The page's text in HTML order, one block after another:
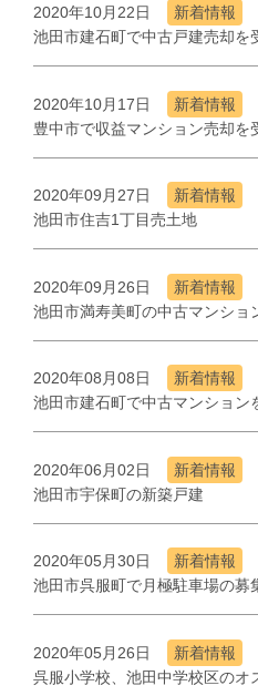
2020年10月22日
新着情報
池田市建石町で中古戸建売却を
2020年10月17日
新着情報
豊中市で収益マンション売却を
2020年09月27日
新着情報
池田市住吉1丁目売土地
2020年09月26日
新着情報
池田市満寿美町の中古マンショ
2020年08月08日
新着情報
池田市建石町で中古マンション
2020年06月02日
新着情報
池田市宇保町の新築戸建
2020年05月30日
新着情報
池田市呉服町で月極駐車場の募
2020年05月26日
新着情報
呉服小学校、池田中学校区のオ